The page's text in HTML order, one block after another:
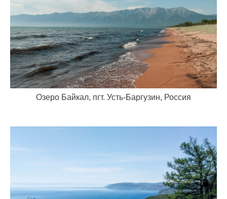
Озеро Байкал, пгт. Усть-Баргузин, Россия